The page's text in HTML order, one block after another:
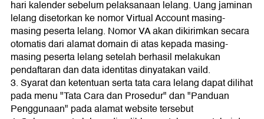
hari kalender sebelum pelaksanaan lelang. Uang jaminan
lelang disetorkan ke nomor Virtual Account masing-
masing peserta lelang. Nomor VA akan dikirimkan secara
otomatis dari alamat domain di atas kepada masing-
masing peserta lelang setelah berhasil melakukan
pendaftaran dan data identitas dinyatakan vaild.
3. Syarat dan ketentuan serta tata cara lelang dapat dilihat
pada menu "Tata Cara dan Prosedur" dan "Panduan
Penggunaan" pada alamat website tersebut